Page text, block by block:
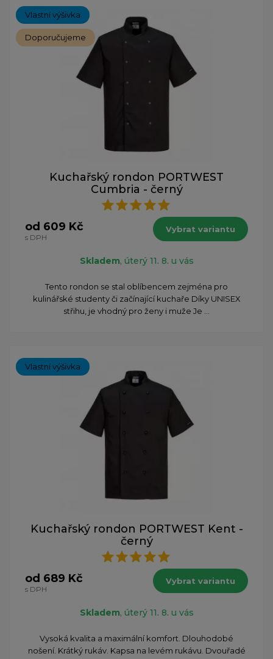
Vlastní výšivka
Doporučujeme
Kuchařský rondon PORTWEST
Cumbria - černý
od 609 Kč
s DPH
Vybrat variantu
Skladem, úterý 11. 8. u vás
Tento rondon se stal oblíbencem zejména pro
kulinářské studenty či začínající kuchaře Díky UNISEX
střihu, je vhodný pro ženy i muže Je ...
Vlastní výšivka
Kuchařský rondon PORTWEST Kent -
černý
od 689 Kč
s DPH
Vybrat variantu
Skladem, úterý 11. 8. u vás
Vysoká kvalita a maximální komfort. Dlouhodobé
nošení. Krátký rukáv. Kapsa na levém rukávu. Dvouřadé